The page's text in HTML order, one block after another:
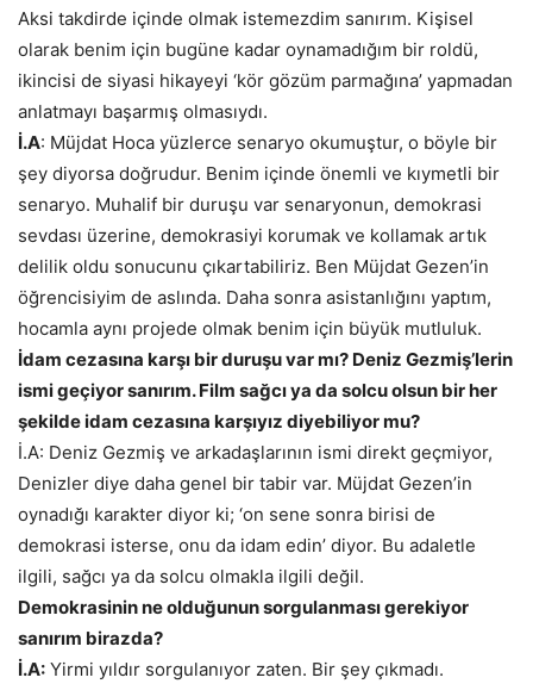
Aksi takdirde içinde olmak istemezdim sanırım. Kişisel
olarak benim için bugüne kadar oynamadığım bir roldü,
ikincisi de siyasi hikayeyi ‘kör gözüm parmağına’ yapmadan
anlatmayı başarmış olmasıydı.
İ.A: Müjdat Hoca yüzlerce senaryo okumuştur, o böyle bir
şey diyorsa doğrudur. Benim içinde önemli ve kıymetli bir
senaryo. Muhalif bir duruşu var senaryonun, demokrasi
sevdası üzerine, demokrasiyi korumak ve kollamak artık
delilik oldu sonucunu çıkartabiliriz. Ben Müjdat Gezen’in
öğrencisiyim de aslında. Daha sonra asistanlığını yaptım,
hocamla aynı projede olmak benim için büyük mutluluk.
İdam cezasına karşı bir duruşu var mı? Deniz Gezmiş’lerin
ismi geçiyor sanırım. Film sağcı ya da solcu olsun bir her
şekilde idam cezasına karşıyız diyebiliyor mu?
İ.A: Deniz Gezmiş ve arkadaşlarının ismi direkt geçmiyor,
Denizler diye daha genel bir tabir var. Müjdat Gezen’in
oynadığı karakter diyor ki; ‘on sene sonra birisi de
demokrasi isterse, onu da idam edin’ diyor. Bu adaletle
ilgili, sağcı ya da solcu olmakla ilgili değil.
Demokrasinin ne olduğunun sorgulanması gerekiyor
sanırım birazda?
İ.A: Yirmi yıldır sorgulanıyor zaten. Bir şey çıkmadı.